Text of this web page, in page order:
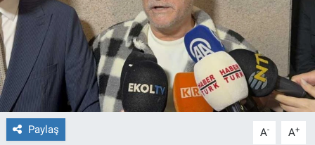
Paylaş A- A+
Forum
Gerçeğin İzinde
Gün Başlıyor
Gün Bitiyor